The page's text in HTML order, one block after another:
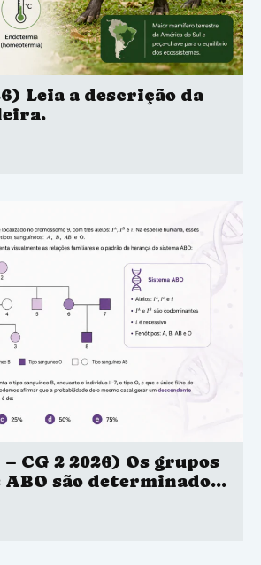
Leia a descrição da
CG 2 2026) Os grupos
ABO são determinados
diferentes de um